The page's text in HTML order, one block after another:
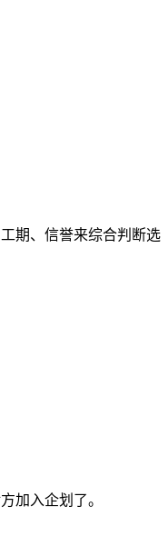
期、信誉来综合判断选
加入企划了。